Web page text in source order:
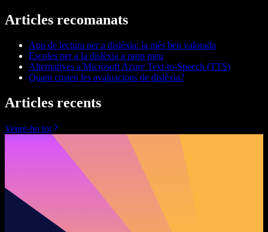
Articles recomanats
App de lectura per a dislèxia: la més ben valorada
Escoles per a la dislèxia a prop meu
Alternatives a Microsoft Azure Text-to-Speech (TTS)
Quant costen les avaluacions de dislèxia?
Articles recents
Veure-ho tot